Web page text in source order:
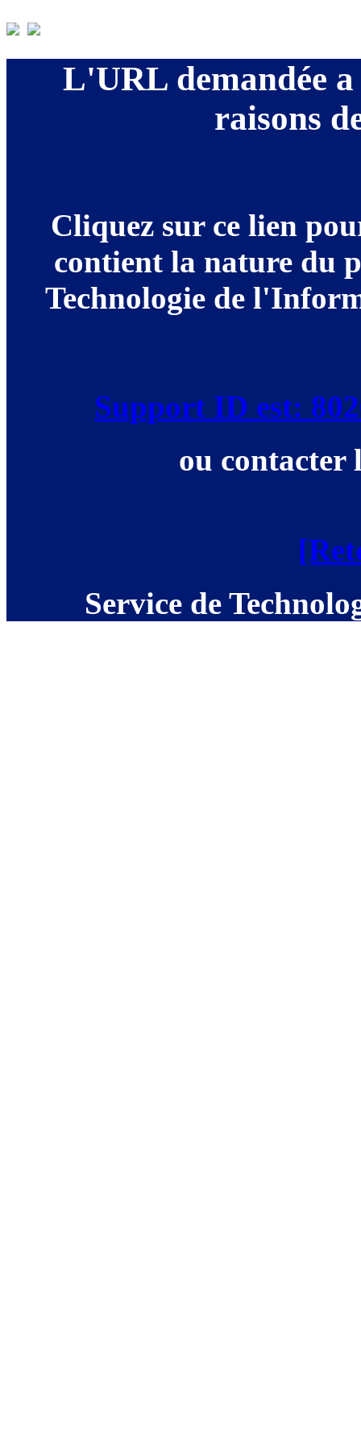
L'URL demandée a
raisons
Cliquez sur ce lien
contient la nature du
Technologie de
Support ID est:
ou contacter
Service de